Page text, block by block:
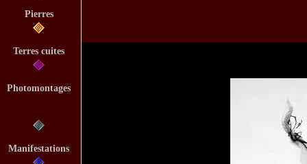
Pierres
Terres cuites
Photomontages
Manifestations